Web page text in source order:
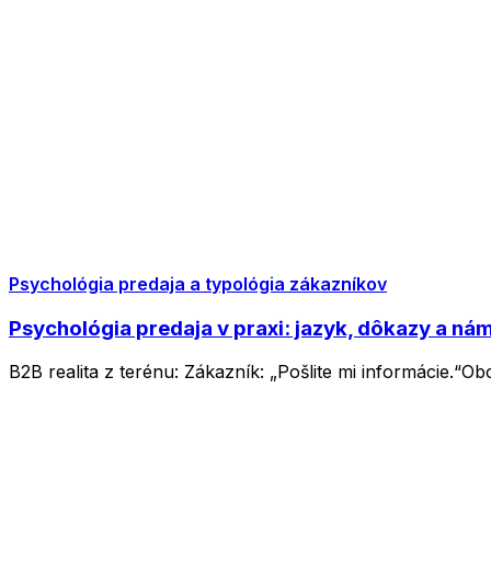
Psychológia predaja a typológia zákazníkov
Psychológia predaja v praxi: jazyk, dôkazy a
B2B realita z terénu: Zákazník: „Pošlite mi